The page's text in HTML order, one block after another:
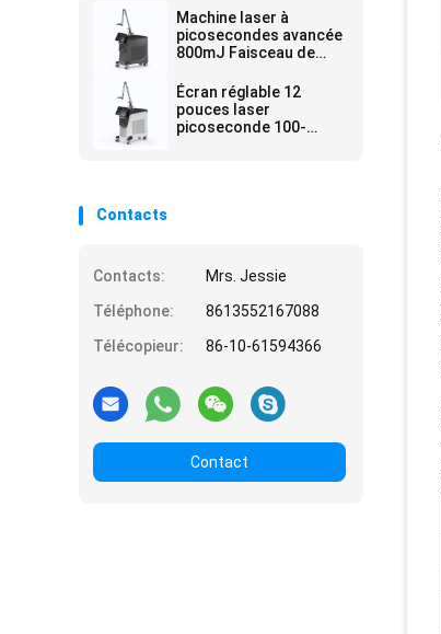
Machine laser à
picosecondes avancée
800mJ Faisceau de
d'énergie
Écran réglable 12
pouces laser
picoseconde 100-
Contacts
Contacts:
Mrs. Jessie
Téléphone:
8613552167088
Télécopieur:
86-10-61594366
Contact